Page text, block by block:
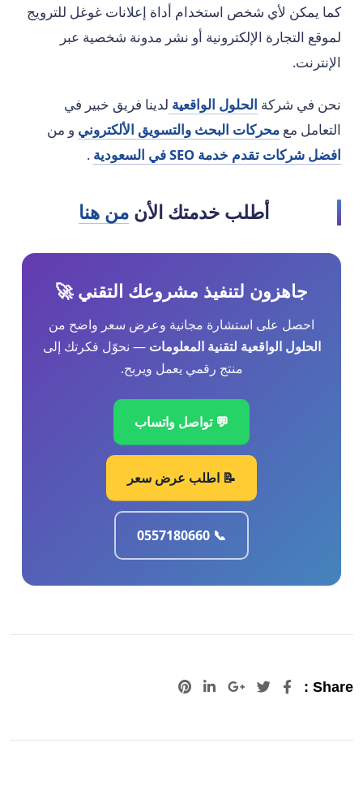
كما يمكن لأي شخص استخدام أداة إعلانات غوغل للترويج
لموقع التجارة الإلكترونية أو نشر مدونة شخصية عبر
الإنترنت.
نحن في شركة الحلول الواقعية لدينا فريق خبير في
التعامل مع محركات البحث والتسويق الألكتروني و من
افضل شركات تقدم خدمة SEO في السعودية
.
أطلب خدمتك الأن من هنا
جاهزون لتنفيذ مشروعك التقني 🚀
احصل على استشارة مجانية وعرض سعر واضح من
الحلول الواقعية لتقنية المعلومات — نحوّل فكرتك إلى
منتج رقمي يعمل ويربح.
💬 تواصل واتساب
📝 اطلب عرض سعر
📞 0557180660
Share :
Google+
LinkedIn
Pinterest